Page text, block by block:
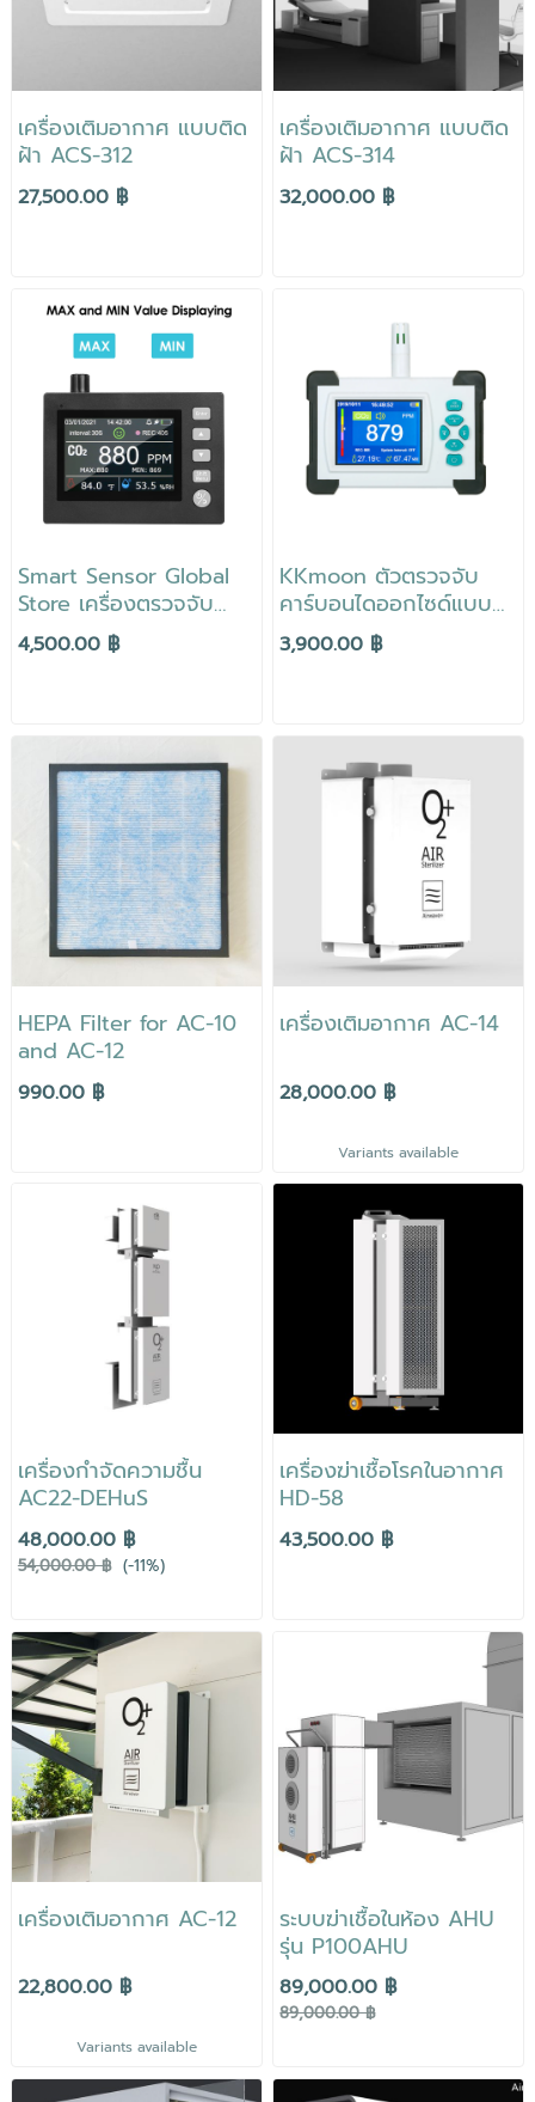
เครื่องเติมอากาศ แบบติด
ฝ้า ACS-312
27,500.00 ฿
เครื่องเติมอากาศ แบบติด
ฝ้า ACS-314
32,000.00 ฿
Smart Sensor Global
Store เครื่องตรวจจับ
คาร์บอนไดออกไซด์ ตรวจ
หาความชื้น หน้าจอแสดง
4,500.00 ฿
KKmoon ตัวตรวจจับ
คาร์บอนไดออกไซด์แบบ
ชาร์จไฟได้ B-Attery
แบบพกพา CO2ตัว
ตรวจจับ CO2
3,900.00 ฿
HEPA Filter for AC-10
and AC-12
990.00 ฿
เครื่องเติมอากาศ AC-14
28,000.00 ฿
Variants available
เครื่องกำจัดความชื้น
AC22-DEHuS
48,000.00 ฿
54,000.00 ฿ (-11%)
เครื่องฆ่าเชื้อโรคในอากาศ
HD-58
43,500.00 ฿
เครื่องเติมอากาศ AC-12
22,800.00 ฿
Variants available
ระบบฆ่าเชื้อในห้อง AHU
รุ่น P100AHU
89,000.00 ฿
89,000.00 ฿